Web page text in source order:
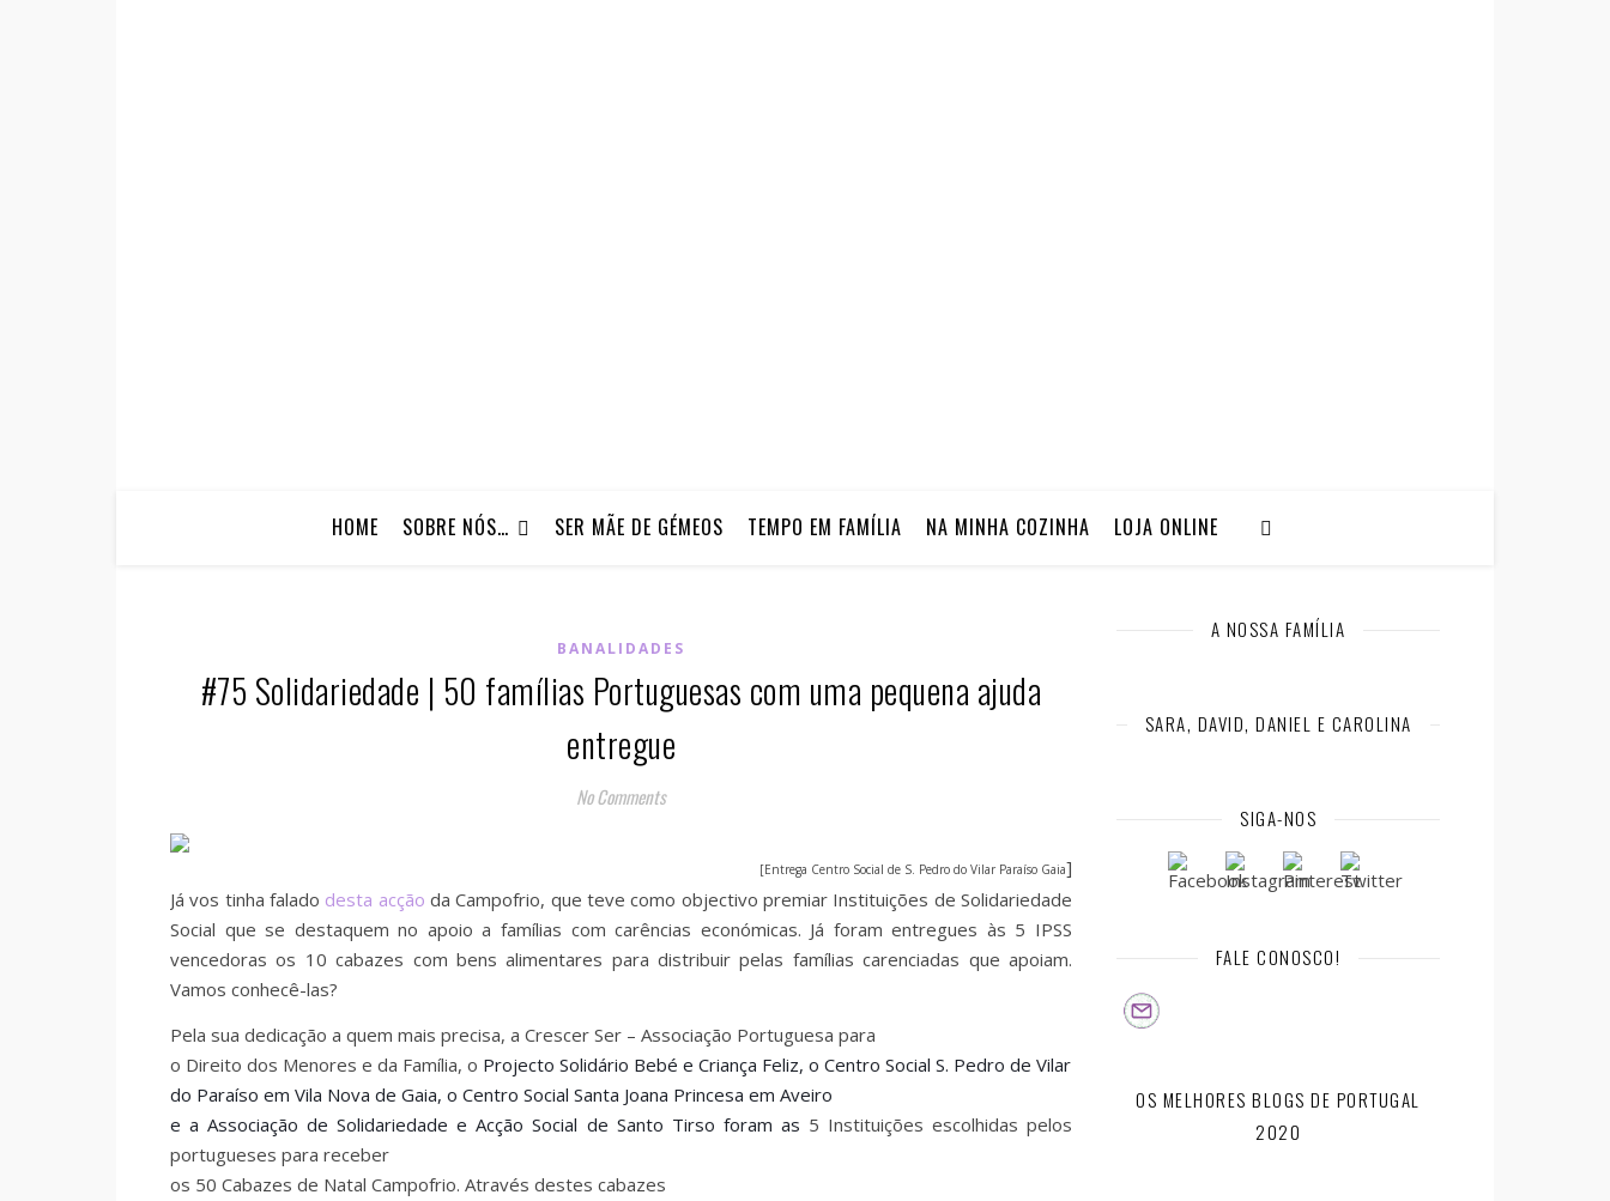
HOME SOBRE NÓS… SER MÃE DE GÉMEOS TEMPO EM FAMÍLIA NA MINHA COZINHA LOJA ONLINE
BANALIDADES
#75 Solidariedade | 50 famílias Portuguesas com uma pequena ajuda
entregue
No Comments
[Entrega Centro Social de S. Pedro do Vilar Paraíso Gaia]
Já vos tinha falado desta acção da Campofrio, que teve como objectivo premiar Instituições de Solidariedade
Social que se destaquem no apoio a famílias com carências económicas. Já foram entregues às 5 IPSS
vencedoras os 10 cabazes com bens alimentares para distribuir pelas famílias carenciadas que apoiam.
Vamos conhecê-las?
Pela sua dedicação a quem mais precisa, a Crescer Ser – Associação Portuguesa para
o Direito dos Menores e da Família, o Projecto Solidário Bebé e Criança Feliz, o Centro Social S. Pedro de Vilar
do Paraíso em Vila Nova de Gaia, o Centro Social Santa Joana Princesa em Aveiro
e a Associação de Solidariedade e Acção Social de Santo Tirso foram as 5 Instituições escolhidas pelos
portugueses para receber
os 50 Cabazes de Natal Campofrio. Através destes cabazes
A NOSSA FAMÍLIA
SARA, DAVID, DANIEL E CAROLINA
SIGA-NOS
FALE CONOSCO!
OS MELHORES BLOGS DE PORTUGAL
2020